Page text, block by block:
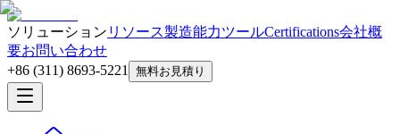
ソリューション リソース製造能力ツールCertifications会社概
要お問い合わせ
+86 (311) 8693-5221
無料お見積り